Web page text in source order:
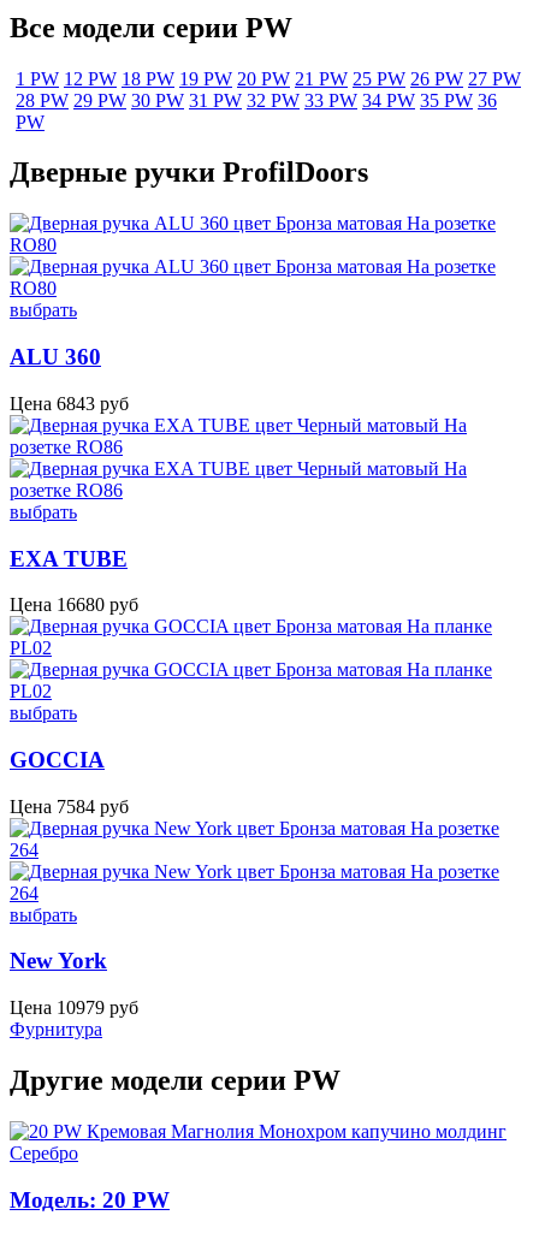
Все модели серии PW
1 PW 12 PW 18 PW 19 PW 20 PW 21 PW 25 PW 26 PW 27 PW
28 PW 29 PW 30 PW 31 PW 32 PW 33 PW 34 PW 35 PW 36
PW
Дверные ручки ProfilDoors
выбрать
ALU 360
Цена 6843 руб
выбрать
EXA TUBE
Цена 16680 руб
выбрать
GOCCIA
Цена 7584 руб
выбрать
New York
Цена 10979 руб
Фурнитура
Другие модели серии PW
Модель: 20 PW